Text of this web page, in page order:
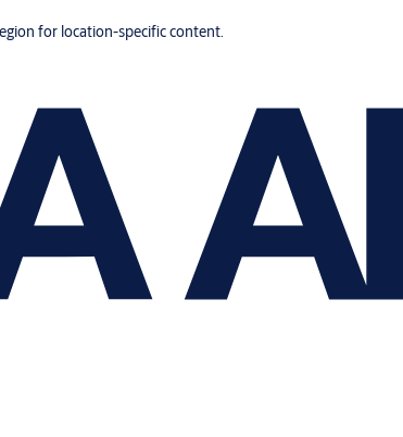
for location-specific content.